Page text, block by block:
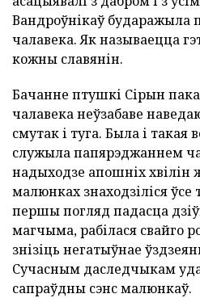
Вандроўнікаў бударажыла
чалавека. Як называецца
кожны славянін.
Бачанне птушкі Сірын
чалавека неўзабаве
смутак і туга. Была і такая
служыла папярэджаннем
надыходзе апошніх
малюнках знаходзіліся
першы погляд падасца
магчыма, рабілася свайго
знізіць негатыўнае
Сучасным даследчыкам
сапраўдны сэнс малюнкаў.